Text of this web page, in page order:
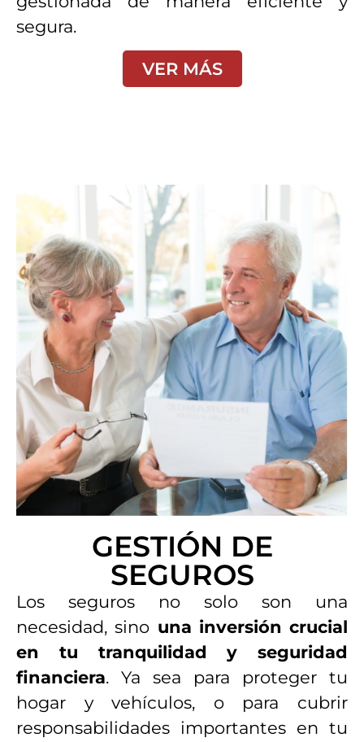
segura.
VER MÁS
GESTIÓN DE
SEGUROS
Los seguros no solo son una
necesidad, sino una inversión crucial
en tu tranquilidad y seguridad
financiera. Ya sea para proteger tu
hogar y vehículos, o para cubrir
responsabilidades importantes en tu